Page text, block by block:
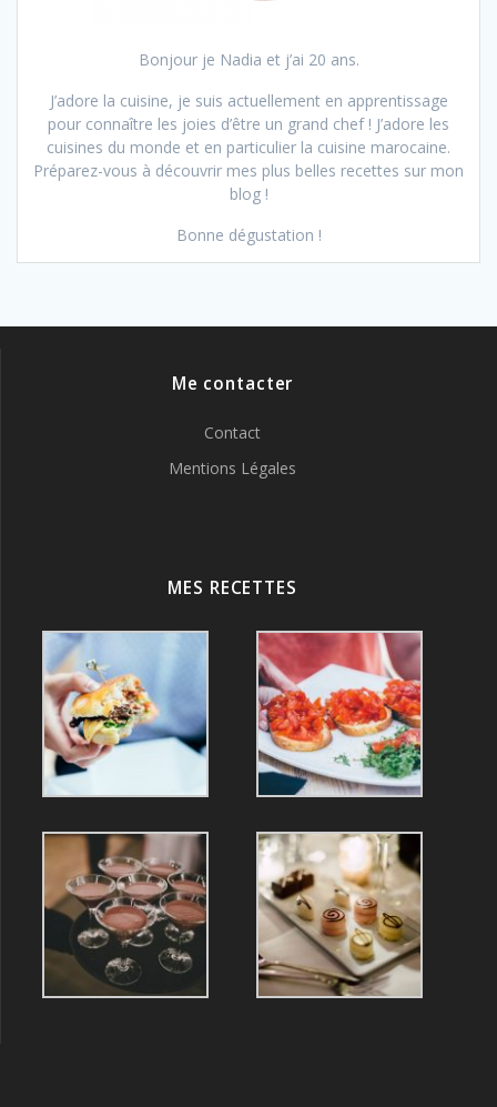
Bonjour je Nadia et j’ai 20 ans.
J’adore la cuisine, je suis actuellement en apprentissage
pour connaître les joies d’être un grand chef ! J’adore les
cuisines du monde et en particulier la cuisine marocaine.
Préparez-vous à découvrir mes plus belles recettes sur mon
blog !
Bonne dégustation !
Me contacter
Contact
Mentions Légales
MES RECETTES